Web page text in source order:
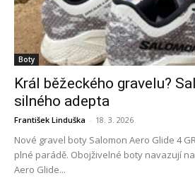
Boty
Král běžeckého gravelu?
silného adepta
František Linduška - 18. 3. 2026
Nové gravel boty Salomon Aero Glide 4
plné parádě. Obojživelné boty navazují
Aero Glide...